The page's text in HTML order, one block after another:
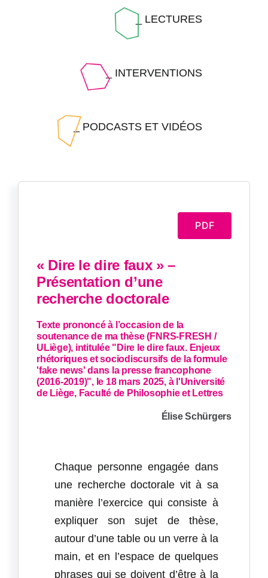
_ LECTURES
_ INTERVENTIONS
_ PODCASTS ET VIDÉOS
PDF
« Dire le dire faux » –
Présentation d’une
recherche doctorale
Texte prononcé à l’occasion de la
soutenance de ma thèse (FNRS-FRESH /
ULiège), intitulée "Dire le dire faux. Enjeux
rhétoriques et sociodiscursifs de la formule
'fake news' dans la presse francophone
(2016-2019)", le 18 mars 2025, à l'Université
de Liège, Faculté de Philosophie et Lettres
Élise Schürgers
Chaque personne engagée dans
une recherche doctorale vit à sa
manière l’exercice qui consiste à
expliquer son sujet de thèse,
autour d’une table ou un verre à la
main, et en l’espace de quelques
phrases qui se doivent d’être à la